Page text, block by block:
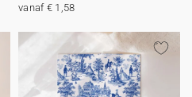
vanaf € 1,58